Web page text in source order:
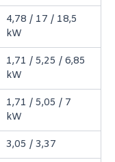
4,78 / 17 / 18,5
kW
1,71 / 5,25 / 6,85
kW
1,71 / 5,05 / 7
kW
3,05 / 3,37